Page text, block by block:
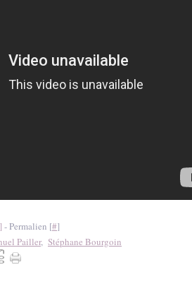
] - Permalien [#]
Pailler, Stéphane Bourgoin